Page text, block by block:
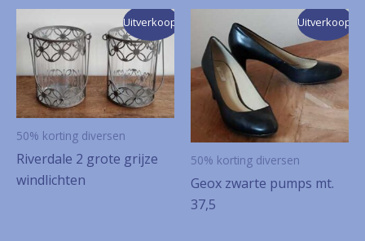
Uitverkoop!
50% korting diversen
Riverdale 2 grote grijze
windlichten
Uitverkoop!
50% korting diversen
Geox zwarte pumps mt.
37,5